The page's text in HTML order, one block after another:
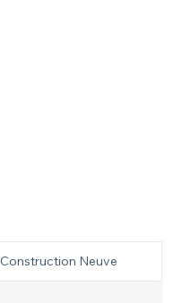
Construction Neuve